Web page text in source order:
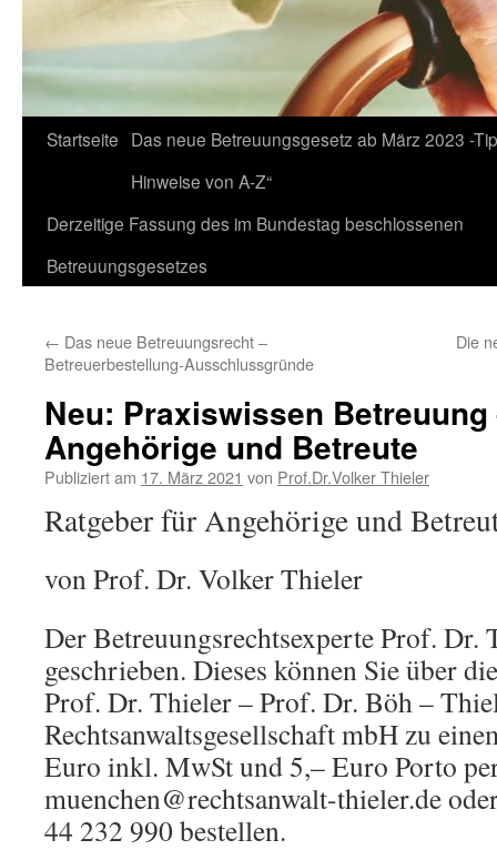
Zum
springen
Startseite Das neue Betreuungsgesetz ab März 2023 -
Hinweise von A-Z“
Derzeitige Fassung des im Bundestag beschlossenen
Betreuungsgesetzes
← Das neue Betreuungsrecht –
Betreuerbestellung-Ausschlussgründe
Die
Neu: Praxiswissen
Angehörige und Betreute
Publiziert am 17. März 2021 von Prof.Dr.Volker Thieler
Ratgeber für Angehörige und
von Prof. Dr. Volker Thieler
Der Betreuungsrechtsexperte Prof. Dr.
geschrieben. Dieses können Sie über
Prof. Dr. Thieler – Prof. Dr. Böh –
Rechtsanwaltsgesellschaft mbH zu
Euro inkl. MwSt und 5,– Euro Porto
muenchen@rechtsanwalt-thieler.de
44 232 990 bestellen.